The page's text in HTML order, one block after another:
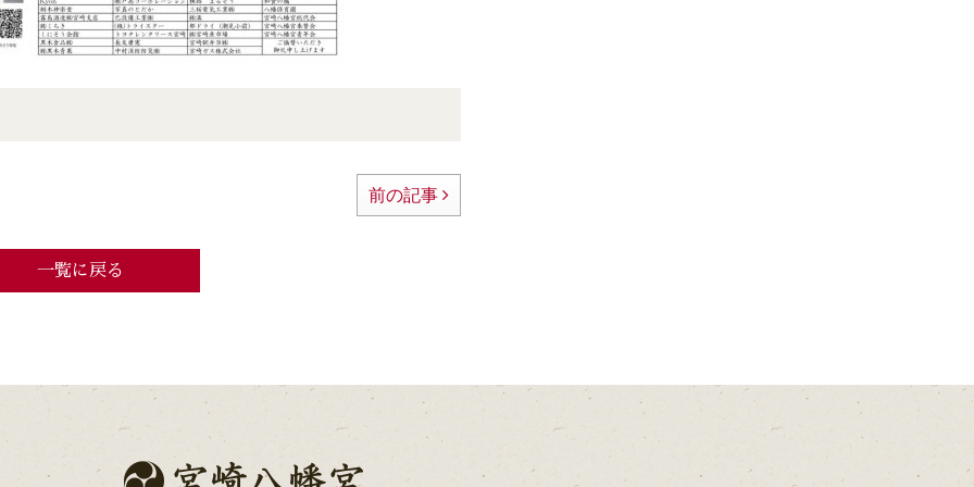
前の記事
一覧に戻る